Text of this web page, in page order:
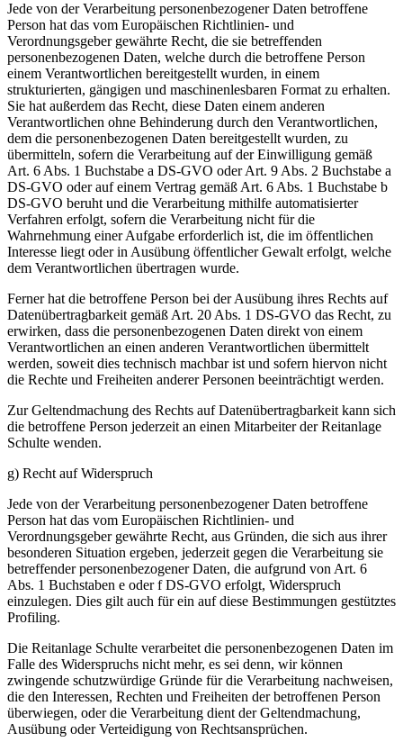
Jede von der Verarbeitung personenbezogener Daten betroffene
Person hat das vom Europäischen Richtlinien- und
Verordnungsgeber gewährte Recht, die sie betreffenden
personenbezogenen Daten, welche durch die betroffene Person
einem Verantwortlichen bereitgestellt wurden, in einem
strukturierten, gängigen und maschinenlesbaren Format zu erhalten.
Sie hat außerdem das Recht, diese Daten einem anderen
Verantwortlichen ohne Behinderung durch den Verantwortlichen,
dem die personenbezogenen Daten bereitgestellt wurden, zu
übermitteln, sofern die Verarbeitung auf der Einwilligung gemäß
Art. 6 Abs. 1 Buchstabe a DS-GVO oder Art. 9 Abs. 2 Buchstabe a
DS-GVO oder auf einem Vertrag gemäß Art. 6 Abs. 1 Buchstabe b
DS-GVO beruht und die Verarbeitung mithilfe automatisierter
Verfahren erfolgt, sofern die Verarbeitung nicht für die
Wahrnehmung einer Aufgabe erforderlich ist, die im öffentlichen
Interesse liegt oder in Ausübung öffentlicher Gewalt erfolgt, welche
dem Verantwortlichen übertragen wurde.
Ferner hat die betroffene Person bei der Ausübung ihres Rechts auf
Datenübertragbarkeit gemäß Art. 20 Abs. 1 DS-GVO das Recht, zu
erwirken, dass die personenbezogenen Daten direkt von einem
Verantwortlichen an einen anderen Verantwortlichen übermittelt
werden, soweit dies technisch machbar ist und sofern hiervon nicht
die Rechte und Freiheiten anderer Personen beeinträchtigt werden.
Zur Geltendmachung des Rechts auf Datenübertragbarkeit kann sich
die betroffene Person jederzeit an einen Mitarbeiter der Reitanlage
Schulte wenden.
g) Recht auf Widerspruch
Jede von der Verarbeitung personenbezogener Daten betroffene
Person hat das vom Europäischen Richtlinien- und
Verordnungsgeber gewährte Recht, aus Gründen, die sich aus ihrer
besonderen Situation ergeben, jederzeit gegen die Verarbeitung sie
betreffender personenbezogener Daten, die aufgrund von Art. 6
Abs. 1 Buchstaben e oder f DS-GVO erfolgt, Widerspruch
einzulegen. Dies gilt auch für ein auf diese Bestimmungen gestütztes
Profiling.
Die Reitanlage Schulte verarbeitet die personenbezogenen Daten im
Falle des Widerspruchs nicht mehr, es sei denn, wir können
zwingende schutzwürdige Gründe für die Verarbeitung nachweisen,
die den Interessen, Rechten und Freiheiten der betroffenen Person
überwiegen, oder die Verarbeitung dient der Geltendmachung,
Ausübung oder Verteidigung von Rechtsansprüchen.